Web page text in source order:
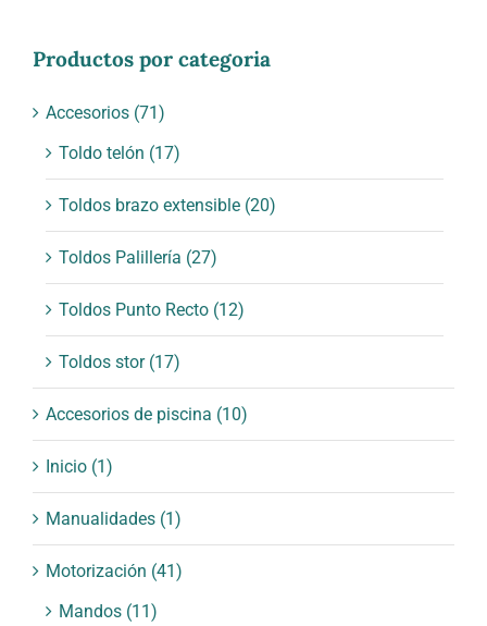
Productos por categoria
Accesorios (71)
Toldo telón (17)
Toldos brazo extensible (20)
Toldos Palillería (27)
Toldos Punto Recto (12)
Toldos stor (17)
Accesorios de piscina (10)
Inicio (1)
Manualidades (1)
Motorización (41)
Mandos (11)